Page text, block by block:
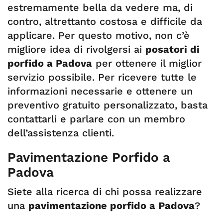
estremamente bella da vedere ma, di
contro, altrettanto costosa e difficile da
applicare. Per questo motivo, non c’è
migliore idea di rivolgersi ai posatori di
porfido a Padova per ottenere il miglior
servizio possibile. Per ricevere tutte le
informazioni necessarie e ottenere un
preventivo gratuito personalizzato, basta
contattarli e parlare con un membro
dell’assistenza clienti.
Pavimentazione Porfido a
Padova
Siete alla ricerca di chi possa realizzare
una pavimentazione porfido a Padova?